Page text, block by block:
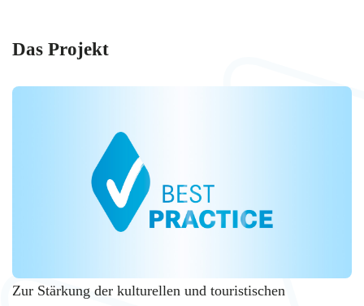
Das Projekt
Zur Stärkung der kulturellen und touristischen